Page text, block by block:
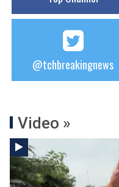
@tchbreakingnews
Video »